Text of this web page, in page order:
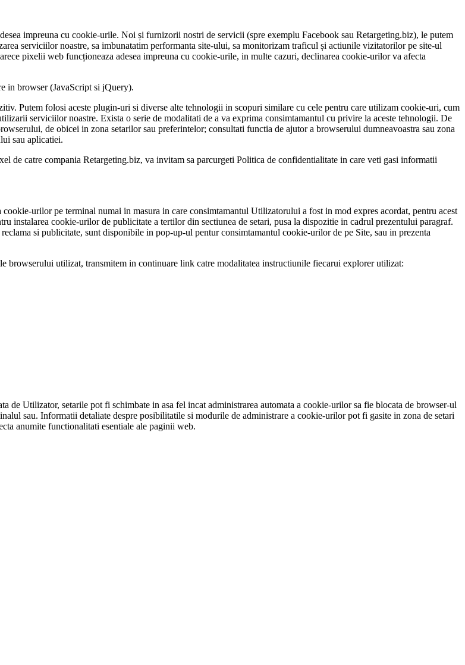
impreuna cu cookie-urile. Noi și furnizorii nostri de servicii (spre exemplu Facebook sau Retargeting.biz), le putem
serviciilor noastre, sa imbunatatim performanta site-ului, sa monitorizam traficul și actiunile vizitatorilor pe site-ul
pixelii web funcționeaza adesea impreuna cu cookie-urile, in multe cazuri, declinarea cookie-urilor va afecta
in browser (JavaScript si jQuery).
Putem folosi aceste plugin-uri si diverse alte tehnologii in scopuri similare cu cele pentru care utilizam cookie-uri, cum
serviciilor noastre. Exista o serie de modalitati de a va exprima consimtamantul cu privire la aceste tehnologii. De
de obicei in zona setarilor sau preferintelor; consultati functia de ajutor a browserului dumneavoastra sau zona
sau aplicatiei.
catre compania Retargeting.biz, va invitam sa parcurgeti Politica de confidentialitate in care veti gasi informatii
urilor pe terminal numai in masura in care consimtamantul Utilizatorului a fost in mod expres acordat, pentru acest
instalarea cookie-urilor de publicitate a tertilor din sectiunea de setari, pusa la dispozitie in cadrul prezentului paragraf.
si publicitate, sunt disponibile in pop-up-ul pentur consimtamantul cookie-urilor de pe Site, sau in prezenta
utilizat, transmitem in continuare link catre modalitatea instructiunile fiecarui explorer utilizat:
de Utilizator, setarile pot fi schimbate in asa fel incat administrarea automata a cookie-urilor sa fie blocata de browser-ul
sau. Informatii detaliate despre posibilitatile si modurile de administrare a cookie-urilor pot fi gasite in zona de setari
anumite functionalitati esentiale ale paginii web.